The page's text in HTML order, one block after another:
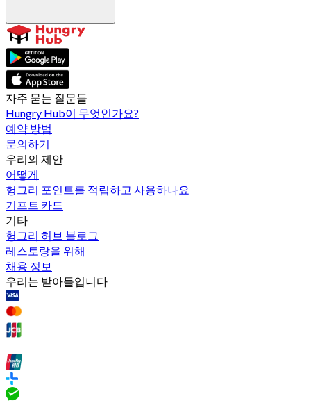
자주 묻는 질문들
Hungry Hub이 무엇인가요?
예약 방법
문의하기
우리의 제안
어떻게
헝그리 포인트를 적립하고 사용하나요
기프트 카드
기타
헝그리 허브 블로그
레스토랑을 위해
채용 정보
우리는 받아들입니다